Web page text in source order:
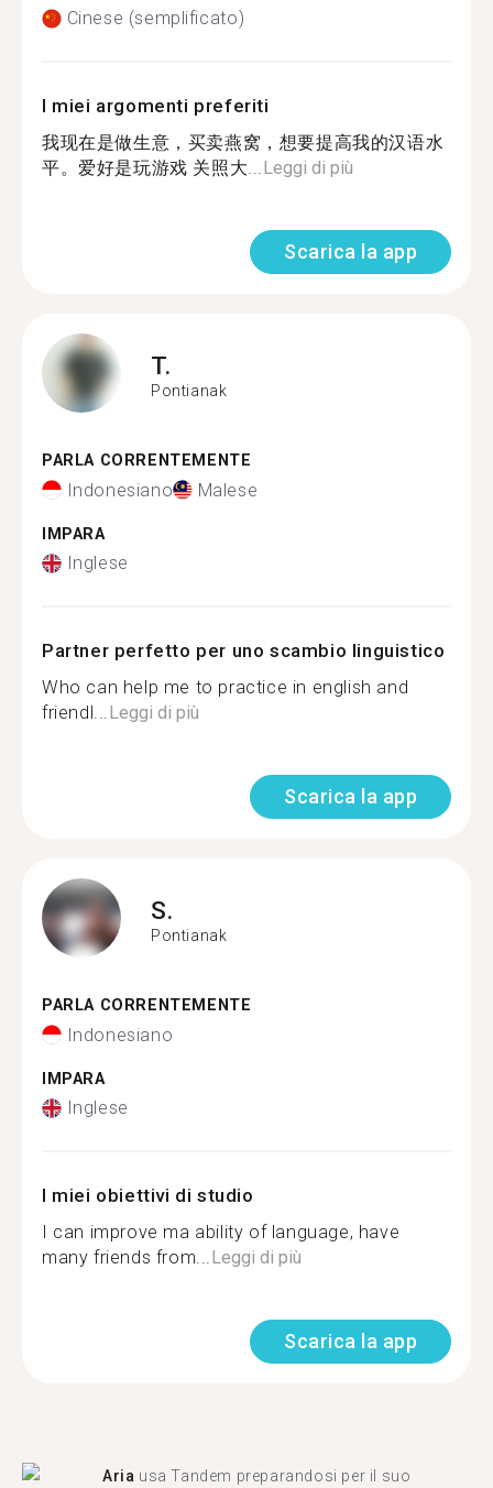
Cinese (semplificato)
I miei argomenti preferiti
我现在是做生意，买卖燕窝，想要提高我的汉语水
平。爱好是玩游戏 关照大...Leggi di più
Scarica la app
T.
Pontianak
PARLA CORRENTEMENTE
Indonesiano Malese
IMPARA
Inglese
Partner perfetto per uno scambio linguistico
Who can help me to practice in english and
friendl...Leggi di più
Scarica la app
S.
Pontianak
PARLA CORRENTEMENTE
Indonesiano
IMPARA
Inglese
I miei obiettivi di studio
I can improve ma ability of language, have
many friends from...Leggi di più
Scarica la app
Aria usa Tandem preparandosi per il suo